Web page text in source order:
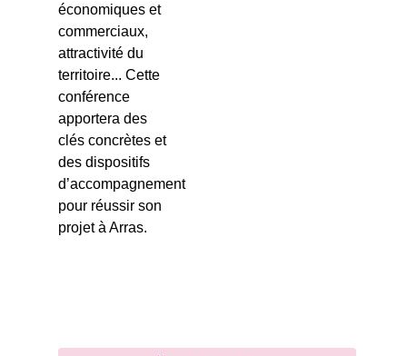
économiques et
commerciaux,
attractivité du
territoire... Cette
conférence
apportera des
clés concrètes et
des dispositifs
d’accompagnement
pour réussir son
projet à Arras.